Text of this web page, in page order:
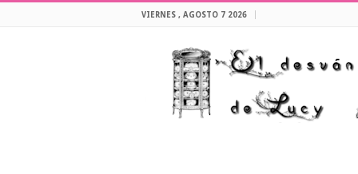
VIERNES , AGOSTO 7 2026